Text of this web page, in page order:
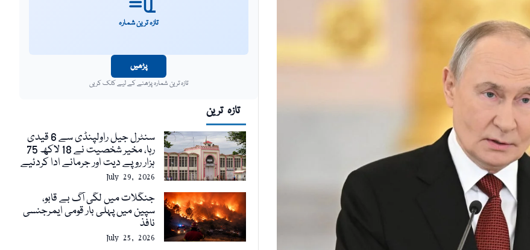
تازہ ترین شمارہ
پڑھیں
تازہ ترین شمارہ پڑھنے کے لیے کلک کریں
تازہ ترین
سنٹرل جیل راولپنڈی سے 6 قیدی
رہا، مخیر شخصیت نے 18 لاکھ 75
ہزار روپے دیت اور جرمانے ادا کردئیے
July 29, 2026
جنگلات میں لگی آگ بے قابو،
سپین میں پہلی بار قومی ایمرجنسی
نافذ
July 25, 2026